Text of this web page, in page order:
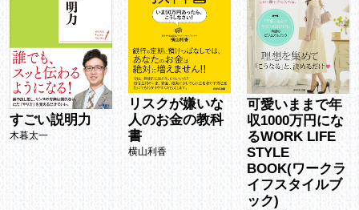
すごい説明力
木暮太一
リスクが嫌いな
人のお金の教科
書
横山利香
可愛いままで年
収1000万円にな
るWORK LIFE
STYLE
BOOK(ワークラ
イフスタイルブ
ック)